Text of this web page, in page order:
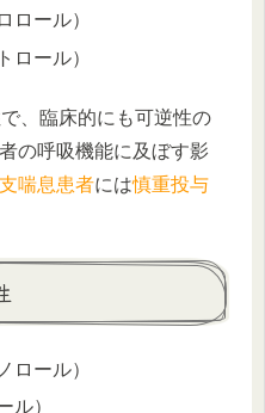
ロール）
ロール）
、臨床的にも可逆性の
の呼吸機能に及ぼす影
喘息患者には慎重投与
ロール）
ル）